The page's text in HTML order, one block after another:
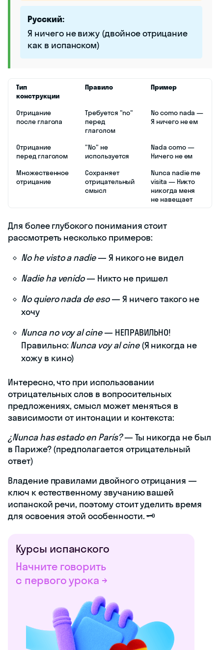
Русский:
Я ничего не вижу (двойное отрицание
как в испанском)
Тип
конструкции
Правило Пример
Отрицание
после глагола
Требуется "no"
перед
глаголом
No como nada —
Я ничего не ем
Отрицание
перед глаголом
"No" не
используется
Nada como —
Ничего не ем
Множественное
отрицание
Сохраняет
отрицательный
смысл
Nunca nadie me
visita — Никто
никогда меня
не навещает
Для более глубокого понимания стоит
рассмотреть несколько примеров:
No he visto a nadie— Я никого не видел
Nadie ha venido— Никто не пришел
No quiero nada de eso— Я ничего такого не
хочу
Nunca no voy al cine— НЕПРАВИЛЬНО!
Правильно: Nunca voy al cine(Я никогда не
хожу в кино)
Интересно, что при использовании
отрицательных слов в вопросительных
предложениях, смысл может меняться в
зависимости от интонации и контекста:
¿Nunca has estado en París?— Ты никогда не был
в Париже? (предполагается отрицательный
ответ)
Владение правилами двойного отрицания —
ключ к естественному звучанию вашей
испанской речи, поэтому стоит уделить время
для освоения этой особенности. 🗝️
Курсы испанского
Начните говорить
с первого урока →